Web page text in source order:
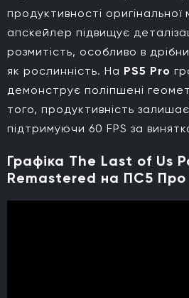
продуктивності оригінальної
апскейлер підвищує
розмитість, особливо в
як рослинність. На PS5 Pro
демонструє поліпшені
того, продуктивність
підтримуючи 60 FPS за
Графіка The Last of Us
Remastered на ПС5 Про